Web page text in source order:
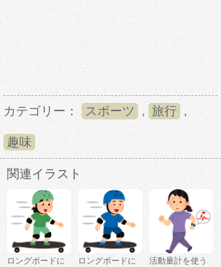
カテゴリー： スポーツ , 旅行 ,
趣味
関連イラスト
ロングボードに
ロングボードに
活動量計を使う